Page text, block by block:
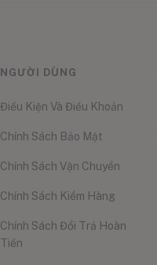
NGƯỜI DÙNG
Điều Kiện Và Điều Khoản
Chính Sách Bảo Mật
Chính Sách Vận Chuyển
Chính Sách Kiểm Hàng
Chính Sách Đổi Trả Hoàn
Tiền